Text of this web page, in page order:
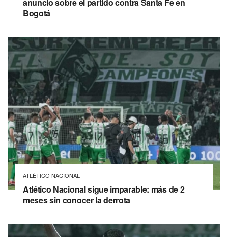
Bogotá
ATLÉTICO NACIONAL
Atlético Nacional sigue imparable: más de 2
meses sin conocer la derrota